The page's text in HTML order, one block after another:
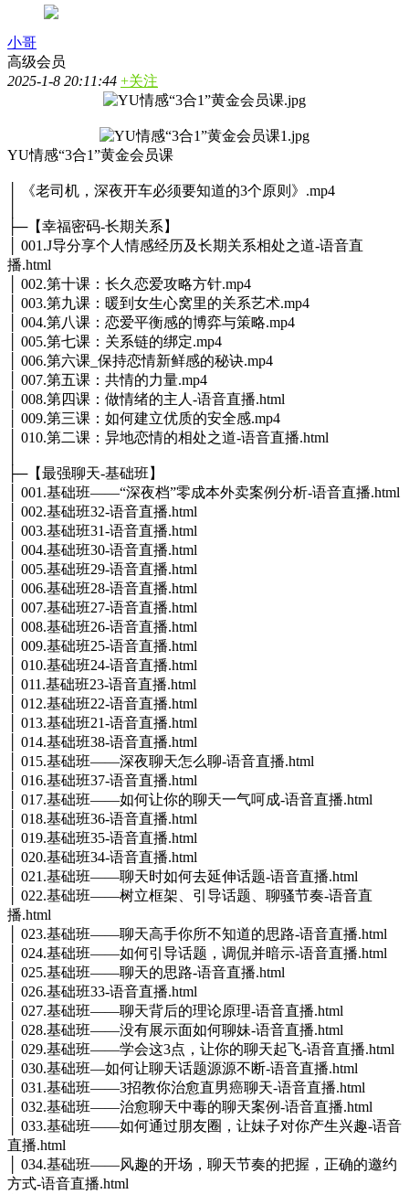
小哥
高级会员
2025-1-8 20:11:44 +关注
YU情感“3合1”黄金会员课
│ 《老司机，深夜开车必须要知道的3个原则》.mp4
├─【幸福密码-长期关系】
│ 001.J导分享个人情感经历及长期关系相处之道-语音直
播.html
│ 002.第十课：长久恋爱攻略方针.mp4
│ 003.第九课：暖到女生心窝里的关系艺术.mp4
│ 004.第八课：恋爱平衡感的博弈与策略.mp4
│ 005.第七课：关系链的绑定.mp4
│ 006.第六课_保持恋情新鲜感的秘诀.mp4
│ 007.第五课：共情的力量.mp4
│ 008.第四课：做情绪的主人-语音直播.html
│ 009.第三课：如何建立优质的安全感.mp4
│ 010.第二课：异地恋情的相处之道-语音直播.html
├─【最强聊天-基础班】
│ 001.基础班——“深夜档”零成本外卖案例分析-语音直播.html
│ 002.基础班32-语音直播.html
│ 003.基础班31-语音直播.html
│ 004.基础班30-语音直播.html
│ 005.基础班29-语音直播.html
│ 006.基础班28-语音直播.html
│ 007.基础班27-语音直播.html
│ 008.基础班26-语音直播.html
│ 009.基础班25-语音直播.html
│ 010.基础班24-语音直播.html
│ 011.基础班23-语音直播.html
│ 012.基础班22-语音直播.html
│ 013.基础班21-语音直播.html
│ 014.基础班38-语音直播.html
│ 015.基础班——深夜聊天怎么聊-语音直播.html
│ 016.基础班37-语音直播.html
│ 017.基础班——如何让你的聊天一气呵成-语音直播.html
│ 018.基础班36-语音直播.html
│ 019.基础班35-语音直播.html
│ 020.基础班34-语音直播.html
│ 021.基础班——聊天时如何去延伸话题-语音直播.html
│ 022.基础班——树立框架、引导话题、聊骚节奏-语音直
播.html
│ 023.基础班——聊天高手你所不知道的思路-语音直播.html
│ 024.基础班——如何引导话题，调侃并暗示-语音直播.html
│ 025.基础班——聊天的思路-语音直播.html
│ 026.基础班33-语音直播.html
│ 027.基础班——聊天背后的理论原理-语音直播.html
│ 028.基础班——没有展示面如何聊妹-语音直播.html
│ 029.基础班——学会这3点，让你的聊天起飞-语音直播.html
│ 030.基础班—如何让聊天话题源源不断-语音直播.html
│ 031.基础班——3招教你治愈直男癌聊天-语音直播.html
│ 032.基础班——治愈聊天中毒的聊天案例-语音直播.html
│ 033.基础班——如何通过朋友圈，让妹子对你产生兴趣-语音
直播.html
│ 034.基础班——风趣的开场，聊天节奏的把握，正确的邀约
方式-语音直播.html